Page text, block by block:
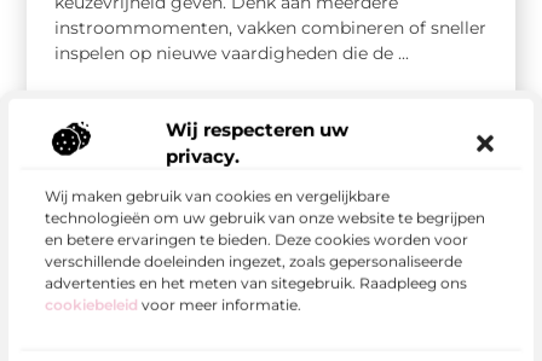
Wij respecteren uw
privacy.
Wij maken gebruik van cookies en vergelijkbare
technologieën om uw gebruik van onze website te begrijpen
en betere ervaringen te bieden. Deze cookies worden voor
verschillende doeleinden ingezet, zoals gepersonaliseerde
advertenties en het meten van sitegebruik. Raadpleeg ons
cookiebeleid voor meer informatie.
instroommomenten, vakken combineren of sneller
inspelen op nieuwe vaardigheden die de ...